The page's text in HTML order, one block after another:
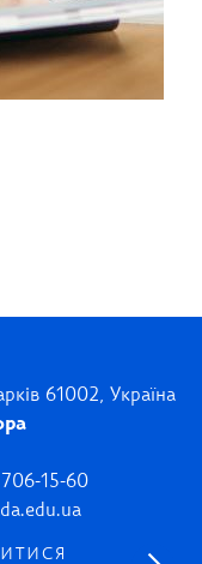
61002, Україна
15-60